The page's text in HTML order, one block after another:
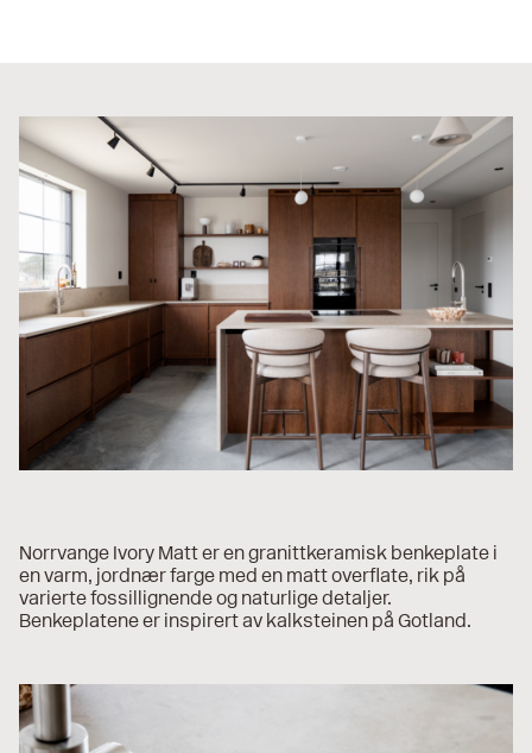
Norrvange Ivory Matt er en granittkeramisk benkeplate i
en varm, jordnær farge med en matt overflate, rik på
varierte fossillignende og naturlige detaljer.
Benkeplatene er inspirert av kalksteinen på Gotland.